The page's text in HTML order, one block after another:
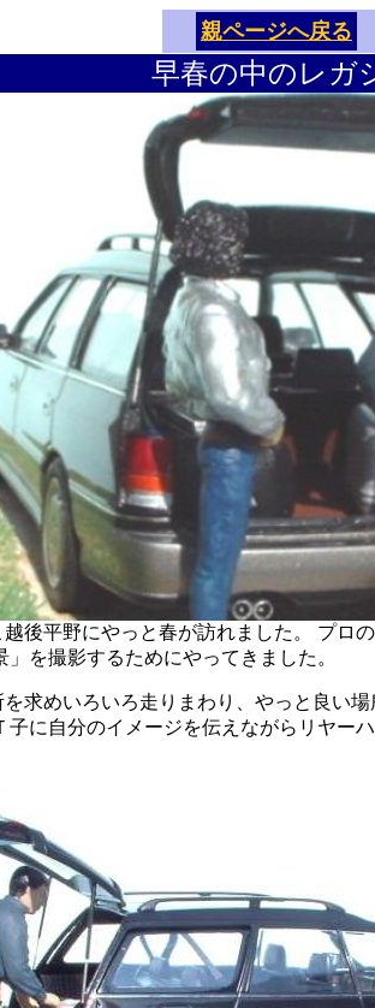
親ページへ戻る
早春の中のレガ
後平野にやっと春が訪れました。 プロ
を撮影するためにやってきました。
求めいろいろ走りまわり、やっと良い
子に自分のイメージを伝えながらリヤー